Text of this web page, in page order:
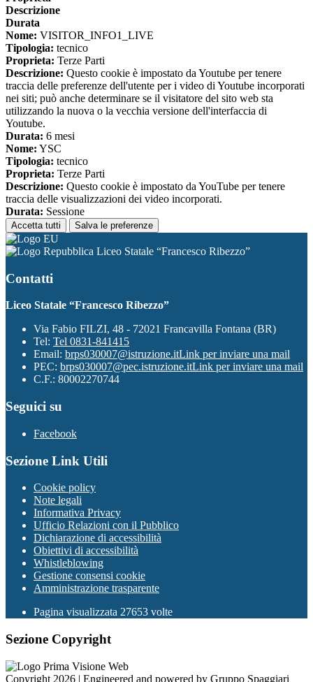
Descrizione
Durata
Nome: VISITOR_INFO1_LIVE
Tipologia: tecnico
Proprieta: Terze Parti
Descrizione: Questo cookie è impostato da Youtube per tenere
traccia delle preferenze dell'utente per i video di Youtube incorporati
nei siti; può anche determinare se il visitatore del sito web sta
utilizzando la nuova o la vecchia versione dell'interfaccia di
Youtube.
Durata: 6 mesi
Nome: YSC
Tipologia: tecnico
Proprieta: Terze Parti
Descrizione: Questo cookie è impostato da YouTube per tenere
traccia delle visualizzazioni dei video incorporati.
Durata: Sessione
Accetta tutti Salva le preferenze
Liceo Statale “Francesco Ribezzo”
Contatti
Liceo Statale “Francesco Ribezzo”
Via Fabio FILZI, 48 - 72021 Francavilla Fontana (BR)
Tel: Tel 0831-841415
Email: brps030007@istruzione.itLink per inviare una mail
PEC: brps030007@pec.istruzione.itLink per inviare una mail
C.F.: 80002270744
Seguici su
Facebook
Sezione Link Utili
Cookie policy
Note legali
Informativa Privacy
Ufficio Relazioni con il Pubblico
Dichiarazione di accessibilità
Obiettivi di accessibilità
Whistleblowing
Gestione consensi cookie
Amministrazione trasparente
Pagina visualizzata 27653 volte
Sezione Copyright
Copyright 2026 | Engineered and powered by Gruppo Spaggiari